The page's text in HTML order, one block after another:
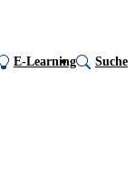
E-Learning Suche